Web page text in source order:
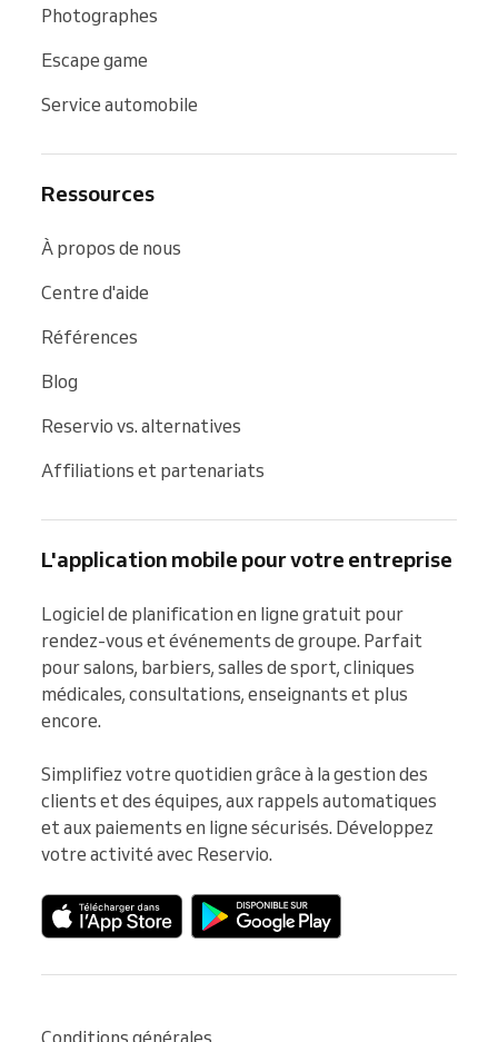
Photographes
Escape game
Service automobile
Ressources
À propos de nous
Centre d'aide
Références
Blog
Reservio vs. alternatives
Affiliations et partenariats
L'application mobile pour votre entreprise
Logiciel de planification en ligne gratuit pour
rendez-vous et événements de groupe. Parfait
pour salons, barbiers, salles de sport, cliniques
médicales, consultations, enseignants et plus
encore.
Simplifiez votre quotidien grâce à la gestion des
clients et des équipes, aux rappels automatiques
et aux paiements en ligne sécurisés. Développez
votre activité avec Reservio.